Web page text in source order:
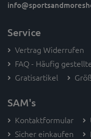
info
Service
Vertrag Widerrufen
FAQ - Häufig
Gratisartikel
SAM's
Kontaktformular
Sicher einkaufen